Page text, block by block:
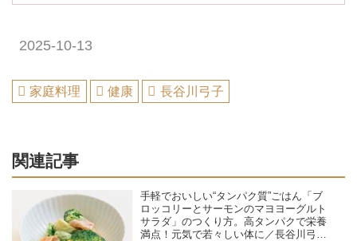
2025-10-13
家庭料理 健康 長谷川弓子
関連記事
手軽でおいしい“タンパク質”ごはん「ブ
ロッコリーとサーモンのマヨヨーグルト
サラダ」のつくり方。高タンパクで栄養
満点！元気で若々しい体に／長谷川弓子